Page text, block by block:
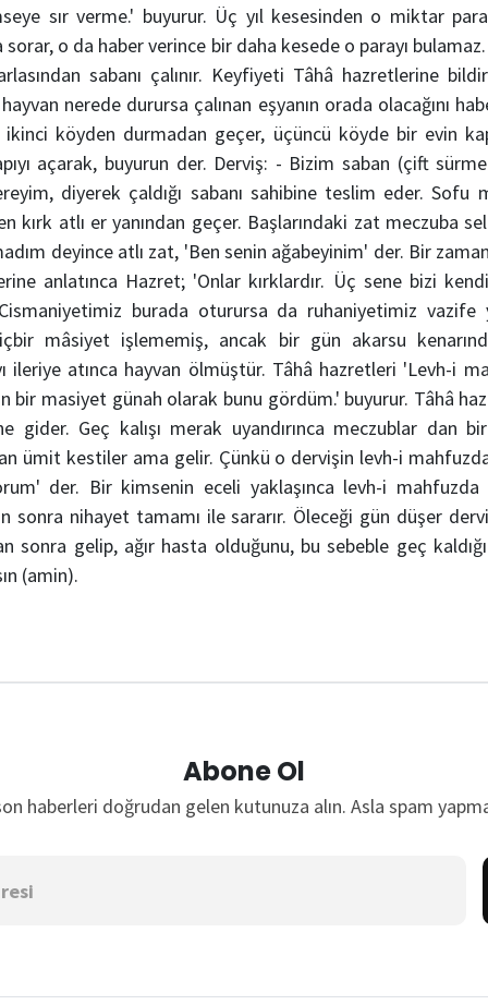
sır verme.' buyurur. Üç yıl kesesinden o miktar
sorar, o da haber verince bir daha kesede o parayı
sabanı çalınır. Keyfiyeti Tâhâ hazretlerine
nerede durursa çalınan eşyanın orada olacağını
köyden durmadan geçer, üçüncü köyde bir evin
açarak, buyurun der. Derviş: - Bizim saban (çift
diyerek çaldığı sabanı sahibine teslim eder. Sofu
kırk atlı er yanından geçer. Başlarındaki zat meczuba
deyince atlı zat, 'Ben senin ağabeyinim' der. Bir
anlatınca Hazret; 'Onlar kırklardır. Üç sene bizi
burada oturursa da ruhaniyetimiz vazife
mâsiyet işlememiş, ancak bir gün akarsu
ileriye atınca hayvan ölmüştür. Tâhâ hazretleri 'Levh-i
bir masiyet günah olarak bunu gördüm.' buyurur. Tâhâ
gider. Geç kalışı merak uyandırınca meczublar dan
ümit kestiler ama gelir. Çünkü o dervişin levh-i
der. Bir kimsenin eceli yaklaşınca levh-i mahfuzda
sonra nihayet tamamı ile sararır. Öleceği gün düşer
gelip, ağır hasta olduğunu, bu sebeble geç
(amin).
Abone Ol
haberleri doğrudan gelen kutunuza alın. Asla spam